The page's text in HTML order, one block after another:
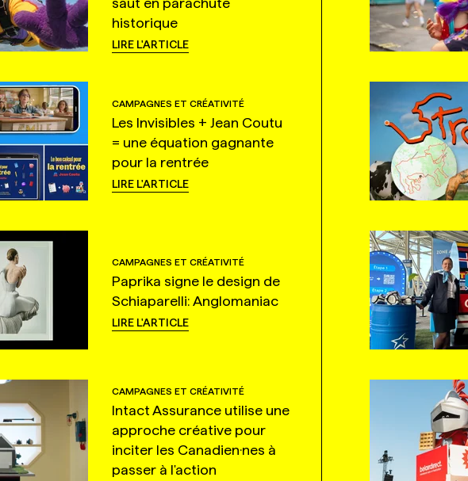
historique
LIRE L'ARTICLE
CAMPAGNES ET CRÉATIVITÉ
Les Invisibles + Jean Coutu
= une équation gagnante
pour la rentrée
LIRE L'ARTICLE
CAMPAGNES ET CRÉATIVITÉ
Paprika signe le design de
Schiaparelli: Anglomaniac
LIRE L'ARTICLE
CAMPAGNES ET CRÉATIVITÉ
Intact Assurance utilise une
approche créative pour
inciter les Canadien·nes à
passer à l'action